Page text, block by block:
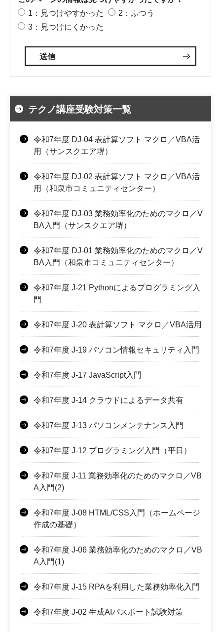
1：見つけやすかった
2：ふつう
3：見つけにくかった
テクノ講座受験対策一覧
令和7年度 DJ-04 表計算ソフト マクロ／VBA活
用（サンスクエア堺）
令和7年度 DJ-02 表計算ソフト マクロ／VBA活
用（和泉市コミュニティセンター）
令和7年度 DJ-03 業務効率化のためのマクロ／V
BA入門（サンスクエア堺）
令和7年度 DJ-01 業務効率化のためのマクロ／V
BA入門（和泉市コミュニティセンター）
令和7年度 J-21 Pythonによるプログラミング入
門
令和7年度 J-20 表計算ソフト マクロ／VBA活用
令和7年度 J-19 パソコン情報セキュリティ入門
令和7年度 J-17 JavaScript入門
令和7年度 J-14 クラウドによるデータ共有
令和7年度 J-13 パソコンメンテナンス入門
令和7年度 J-12 プログラミング入門（平日）
令和7年度 J-11 業務効率化のためのマクロ／VB
A入門(2)
令和7年度 J-08 HTML/CSS入門（ホームページ
作成の基礎）
令和7年度 J-06 業務効率化のためのマクロ／VB
A入門(1)
令和7年度 J-15 RPAを利用した業務効率化入門
令和7年度 J-02 生成AIパスポート試験対策